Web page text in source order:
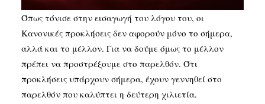
Όπως τόνισε στην εισαγωγή του λόγου του, οι
Κανονικές προκλήσεις δεν αφορούν μόνο το σήμερα,
αλλά και το μέλλον. Για να δούμε όμως το μέλλον
πρέπει να προστρέξουμε στο παρελθόν. Ότι
προκλήσεις υπάρχουν σήμερα, έχουν γεννηθεί στο
παρελθόν που καλύπτει η δεύτερη χιλιετία.